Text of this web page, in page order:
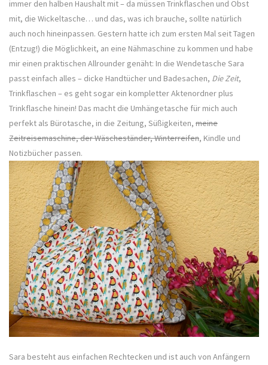
immer den halben Haushalt mit – da müssen Trinkflaschen und Obst
mit, die Wickeltasche… und das, was ich brauche, sollte natürlich
auch noch hineinpassen. Gestern hatte ich zum ersten Mal seit Tagen
(Entzug!) die Möglichkeit, an eine Nähmaschine zu kommen und habe
mir einen praktischen Allrounder genäht: In die Wendetasche Sara
passt einfach alles – dicke Handtücher und Badesachen, Die Zeit,
Trinkflaschen – es geht sogar ein kompletter Aktenordner plus
Trinkflasche hinein! Das macht die Umhängetasche für mich auch
perfekt als Bürotasche, in die Zeitung, Süßigkeiten, meine
Zeitreisemaschine, der Wäscheständer, Winterreifen, Kindle und
Notizbücher passen.
Sara besteht aus einfachen Rechtecken und ist auch von Anfängern